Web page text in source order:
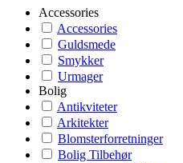
Accessories
Accessories
Guldsmede
Smykker
Urmager
Bolig
Antikviteter
Arkitekter
Blomsterforretninger
Bolig Tilbehør